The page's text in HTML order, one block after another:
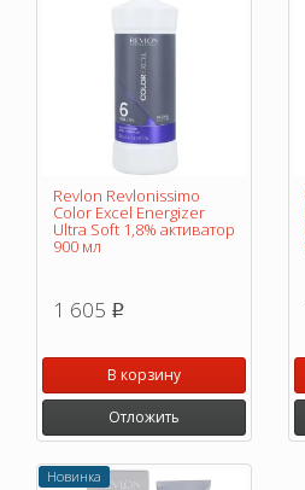
Revlon Revlonissimo
Color Excel Energizer
Ultra Soft 1,8% активатор
900 мл
1 605 p
В корзину
Отложить
Новинка